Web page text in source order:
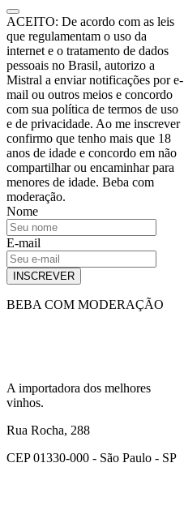
ACEITO: De acordo com as leis
que regulamentam o uso da
internet e o tratamento de dados
pessoais no Brasil, autorizo a
Mistral a enviar notificações por e-
mail ou outros meios e concordo
com sua política de termos de uso
e de privacidade. Ao me inscrever
confirmo que tenho mais que 18
anos de idade e concordo em não
compartilhar ou encaminhar para
menores de idade. Beba com
moderação.
Nome
E-mail
INSCREVER
BEBA COM MODERAÇÃO
A importadora dos melhores
vinhos.
Rua Rocha, 288
CEP 01330-000 - São Paulo - SP